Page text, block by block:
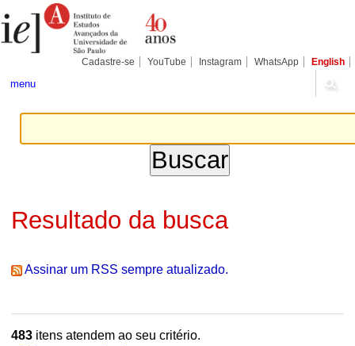
para
conteúdo.
Pessoais
Cadastre-se YouTube Instagram WhatsApp English
menu
Resultado da busca
Assinar um RSS sempre atualizado.
483itens atendem ao seu critério.